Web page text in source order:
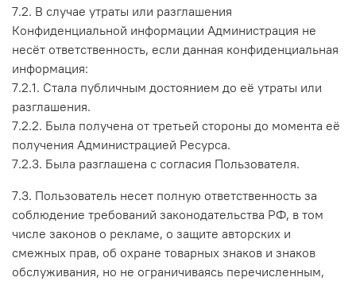
7.2. В случае утраты или разглашения
Конфиденциальной информации Администрация не
несёт ответственность, если данная конфиденциальная
информация:
7.2.1. Стала публичным достоянием до её утраты или
разглашения.
7.2.2. Была получена от третьей стороны до момента её
получения Администрацией Ресурса.
7.2.3. Была разглашена с согласия Пользователя.
7.3. Пользователь несет полную ответственность за
соблюдение требований законодательства РФ, в том
числе законов о рекламе, о защите авторских и
смежных прав, об охране товарных знаков и знаков
обслуживания, но не ограничиваясь перечисленным,